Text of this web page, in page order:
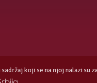
koji se na njoj nalazi su